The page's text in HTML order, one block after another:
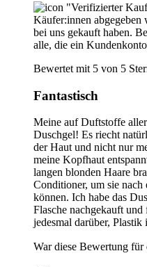
"Verifizierter
Käufer:innen abgegeben
bei uns gekauft haben.
alle, die ein
Bewertet mit 5 von 5
Fantastisch
Meine auf Duftstoffe
Duschgel! Es riecht
der Haut und nicht nur
meine Kopfhaut
langen blonden Haare
Conditioner, um sie nach
können. Ich habe das
Flasche nachgekauft
jedesmal darüber,
War diese Bewertung